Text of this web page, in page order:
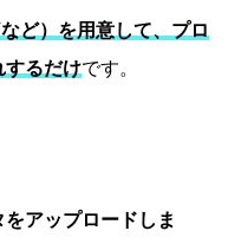
ど）を用意して、プロ
するだけです。
アップロードしま